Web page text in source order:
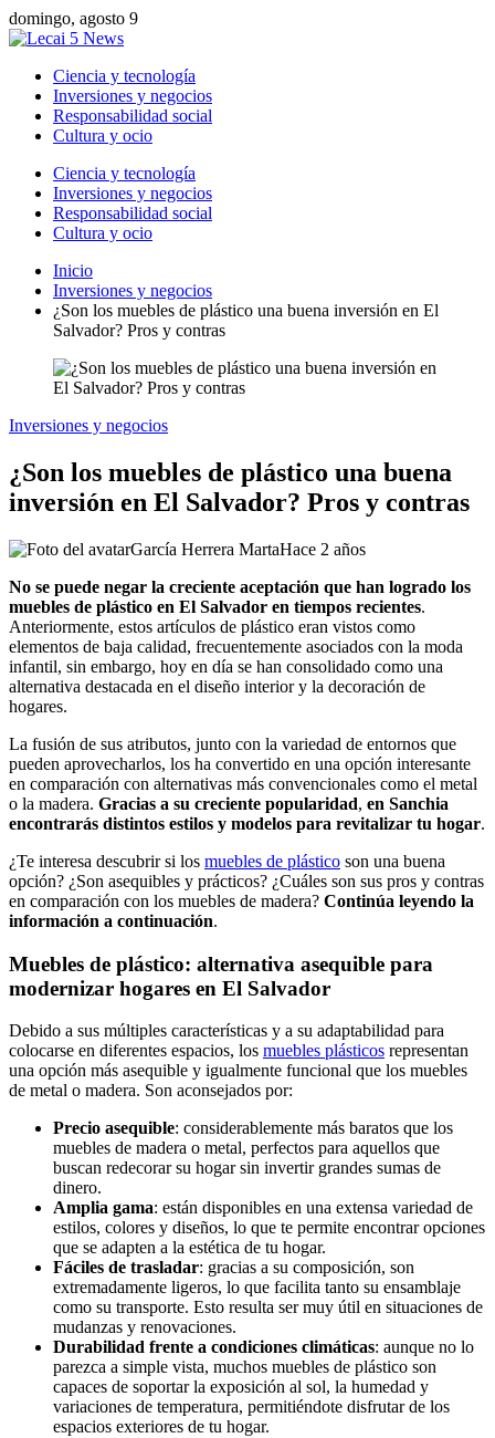
domingo, agosto 9
Ciencia y tecnología
Inversiones y negocios
Responsabilidad social
Cultura y ocio
Ciencia y tecnología
Inversiones y negocios
Responsabilidad social
Cultura y ocio
Inicio
Inversiones y negocios
¿Son los muebles de plástico una buena inversión en El
Salvador? Pros y contras
Inversiones y negocios
¿Son los muebles de plástico una buena
inversión en El Salvador? Pros y contras
García Herrera MartaHace 2 años
No se puede negar la creciente aceptación que han logrado los
muebles de plástico en El Salvador en tiempos recientes.
Anteriormente, estos artículos de plástico eran vistos como
elementos de baja calidad, frecuentemente asociados con la moda
infantil, sin embargo, hoy en día se han consolidado como una
alternativa destacada en el diseño interior y la decoración de
hogares.
La fusión de sus atributos, junto con la variedad de entornos que
pueden aprovecharlos, los ha convertido en una opción interesante
en comparación con alternativas más convencionales como el metal
o la madera. Gracias a su creciente popularidad, en Sanchia
encontrarás distintos estilos y modelos para revitalizar tu hogar.
¿Te interesa descubrir si los muebles de plástico son una buena
opción? ¿Son asequibles y prácticos? ¿Cuáles son sus pros y contras
en comparación con los muebles de madera? Continúa leyendo la
información a continuación.
Muebles de plástico: alternativa asequible para
modernizar hogares en El Salvador
Debido a sus múltiples características y a su adaptabilidad para
colocarse en diferentes espacios, los muebles plásticos representan
una opción más asequible y igualmente funcional que los muebles
de metal o madera. Son aconsejados por:
Precio asequible: considerablemente más baratos que los
muebles de madera o metal, perfectos para aquellos que
buscan redecorar su hogar sin invertir grandes sumas de
dinero.
Amplia gama: están disponibles en una extensa variedad de
estilos, colores y diseños, lo que te permite encontrar opciones
que se adapten a la estética de tu hogar.
Fáciles de trasladar: gracias a su composición, son
extremadamente ligeros, lo que facilita tanto su ensamblaje
como su transporte. Esto resulta ser muy útil en situaciones de
mudanzas y renovaciones.
Durabilidad frente a condiciones climáticas: aunque no lo
parezca a simple vista, muchos muebles de plástico son
capaces de soportar la exposición al sol, la humedad y
variaciones de temperatura, permitiéndote disfrutar de los
espacios exteriores de tu hogar.